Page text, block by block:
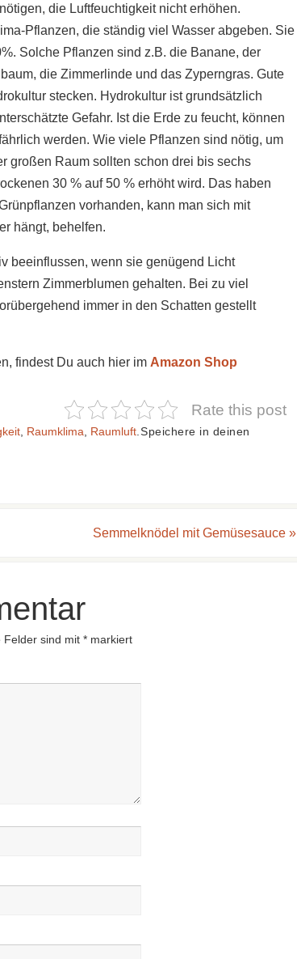
die Luftfeuchtigkeit nicht erhöhen.
Pflanzen, die ständig viel Wasser abgeben. Sie
Solche Pflanzen sind z.B. die Banane, der
die Zimmerlinde und das Zyperngras. Gute
stecken. Hydrokultur ist grundsätzlich
Gefahr. Ist die Erde zu feucht, können
werden. Wie viele Pflanzen sind nötig, um
großen Raum sollten schon drei bis sechs
30 % auf 50 % erhöht wird. Das haben
vorhanden, kann man sich mit
hängt, behelfen.
beeinflussen, wenn sie genügend Licht
Zimmerblumen gehalten. Bei zu viel
immer in den Schatten gestellt
findest Du auch hier im Amazon Shop
Rate this post
Raumklima Raumluft Speichere in deinen
Semmelknödel mit Gemüsesauce »
Felder sind mit * markiert